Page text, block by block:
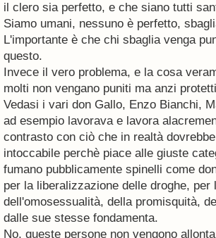
il clero sia perfetto, e che siano tutti
Siamo umani, nessuno è perfetto,
L'importante è che chi sbaglia venga
questo.
Invece il vero problema, e la cosa
molti non vengano puniti ma anzi
Vedasi i vari don Gallo, Enzo Bianchi,
ad esempio lavorava e lavora
contrasto con ciò che in realtà
intoccabile perchè piace alle giuste
fumano pubblicamente spinelli come
per la liberalizzazione delle droghe, per
dell'omosessualità, della promisquità,
dalle sue stesse fondamenta.
No, queste persone non vengono